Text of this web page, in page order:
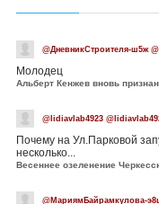
@ДневникСтроителя-ш5ж
Молодец
Альберт Кенжев вновь
@lidiavlab4923
Почему на Ул.Парковой
несколько...
Весеннее озеленение
@МариямБайрамкулова-